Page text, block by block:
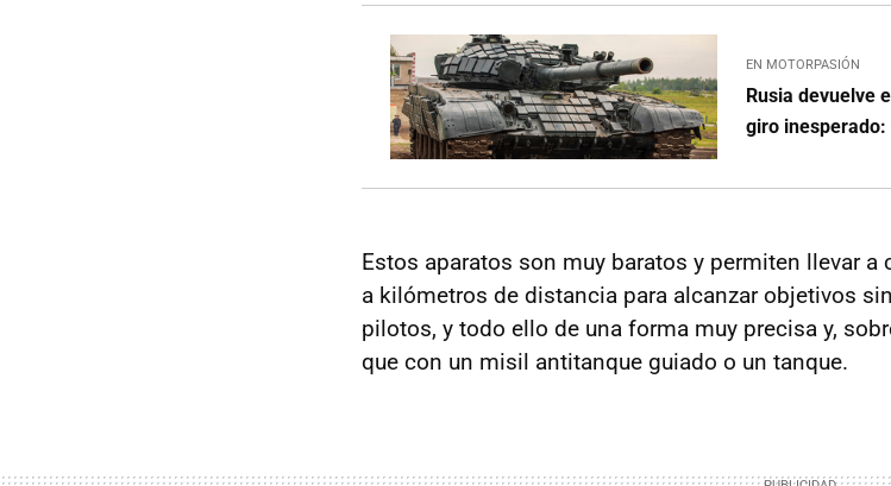
EN MOTORPASIÓN
Rusia devuelve
giro
Estos aparatos son muy baratos y permiten llevar a
a kilómetros de distancia para alcanzar objetivos
pilotos, y todo ello de una forma muy precisa y,
que con un misil antitanque guiado o un tanque.